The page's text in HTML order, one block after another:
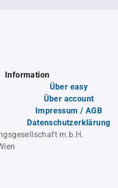
Information
Über easy
Über account
Impressum / AGB
Datenschutzerklärung
m.b.H.